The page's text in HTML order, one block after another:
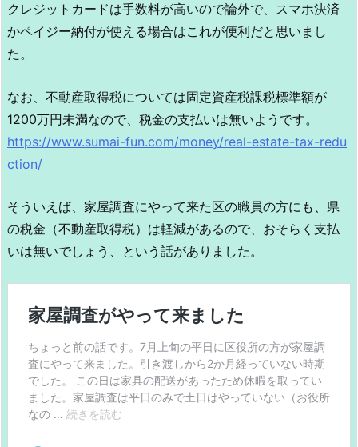
クレジットカードは手数料が高いので論外で、スマホ決済
かペイジー納付が使える場合はこれが便利だと思いまし
た。
なお、不動産取得税については固定資産税課税標準額が
1200万円未満なので、税金の支払いは無いようです。
https://www.sumai-fun.com/money/real-estate-tax-redu
ction/
そういえば、家屋調査にやって来た区の職員の方にも、県
の税金（不動産取得税）は軽減があるので、おそらく支払
いは無いでしょう、という話がありました。